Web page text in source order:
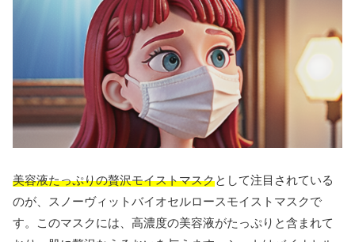
美容液たっぷりの贅沢モイストマスクとして注目されている
のが、スノーヴィットバイオセルロースモイストマスクで
す。このマスクには、高濃度の美容液がたっぷりと含まれて